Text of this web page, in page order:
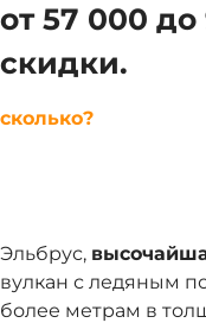
от 57 000
скидки.
сколько?
Эльбрус,
вулкан с ледяным
более метрам в